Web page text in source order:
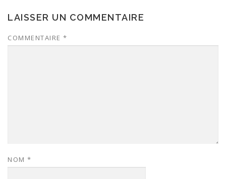
LAISSER UN COMMENTAIRE
COMMENTAIRE *
NOM *